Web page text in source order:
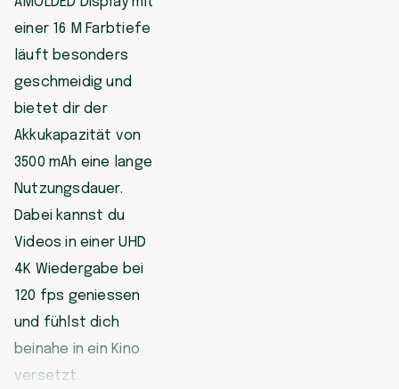
einer 16 M Farbtiefe
läuft besonders
geschmeidig und
bietet dir der
Akkukapazität von
3500 mAh eine lange
Nutzungsdauer.
Dabei kannst du
Videos in einer UHD
4K Wiedergabe bei
120 fps geniessen
und fühlst dich
beinahe in ein Kino
versetzt.